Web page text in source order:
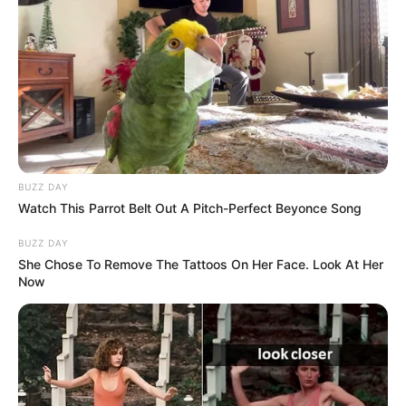
numéros chance.
L’accès au site est 100% gratuit, merci de nous
soutenir avec un petit clic sur un des boutons.
✍
BUZZ DAY
Watch This Parrot Belt Out A Pitch-Perfect Beyonce Song
BUZZ DAY
She Chose To Remove The Tattoos On Her Face. Look At Her
Now